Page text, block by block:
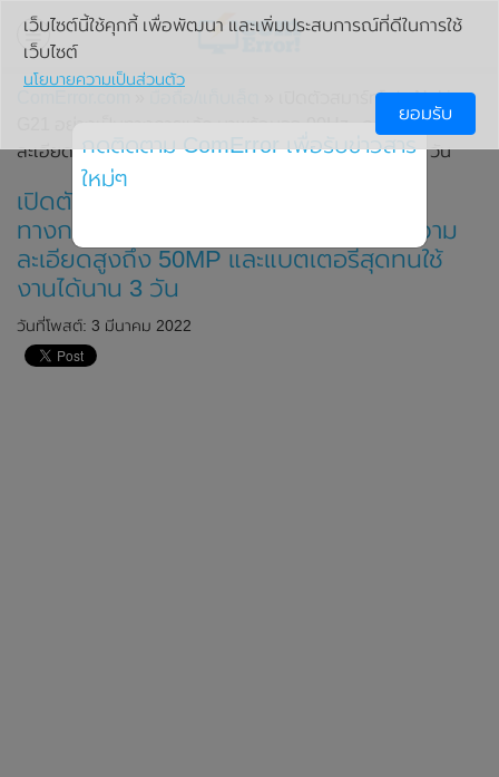
» เปิดตัวสมาร์ทโฟน Nokia
G21 อย่างเป็นทางการแล้ว มาพร้อมจอ 90Hz , กล้องความ
ละเอียดสูงถึง 50MP และแบตเตอรี่สุดทนใช้งานได้นาน 3 วัน
เปิดตัวสมาร์ทโฟน Nokia G21 อย่างเป็น
ทางการแล้ว มาพร้อมจอ 90Hz , กล้องความ
ละเอียดสูงถึง 50MP และแบตเตอรี่สุดทนใช้
งานได้นาน 3 วัน
วันที่โพสต์: 3 มีนาคม 2022
เว็บไซต์นี้ใช้คุกกี้ เพื่อพัฒนา และเพิ่มประสบการณ์ที่ดีในการใช้
เว็บไซต์
นโยบายความเป็นส่วนตัว
ยอมรับ
กดติดตาม ComError เพื่อรับข่าวสาร
ใหม่ๆ